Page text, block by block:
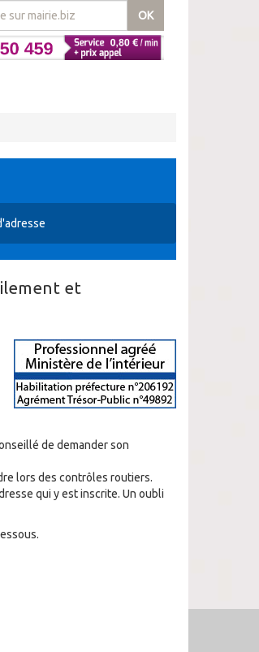
OK
et
de demander son
lors des contrôles routiers.
qui y est inscrite. Un oubli